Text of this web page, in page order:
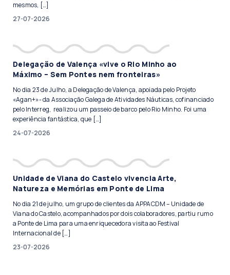
mesmos, […]
27-07-2026
Delegação de Valença «vive o Rio Minho ao
Máximo – Sem Pontes nem fronteiras»
No dia 23 de Julho, a Delegação de Valença, apoiada pelo Projeto
«Agan+»- da Associação Galega de Atividades Náuticas, cofinanciado
pelo Interreg, realizou um passeio de barco pelo Rio Minho. Foi uma
experiência fantástica, que […]
24-07-2026
Unidade de Viana do Castelo vivencia Arte,
Natureza e Memórias em Ponte de Lima
No dia 21 de julho, um grupo de clientes da APPACDM – Unidade de
Viana do Castelo, acompanhados por dois colaboradores, partiu rumo
a Ponte de Lima para uma enriquecedora visita ao Festival
Internacional de […]
23-07-2026